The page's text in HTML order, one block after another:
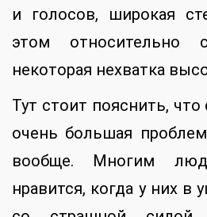
и голосов, широкая
этом относительно
некоторая нехватка
Тут стоит пояснить,
очень большая
вообще. Многим
нравится, когда у них в